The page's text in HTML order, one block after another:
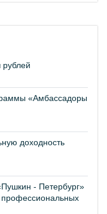
«Амбассадоры
доходность
- Петербург»
профессиональных